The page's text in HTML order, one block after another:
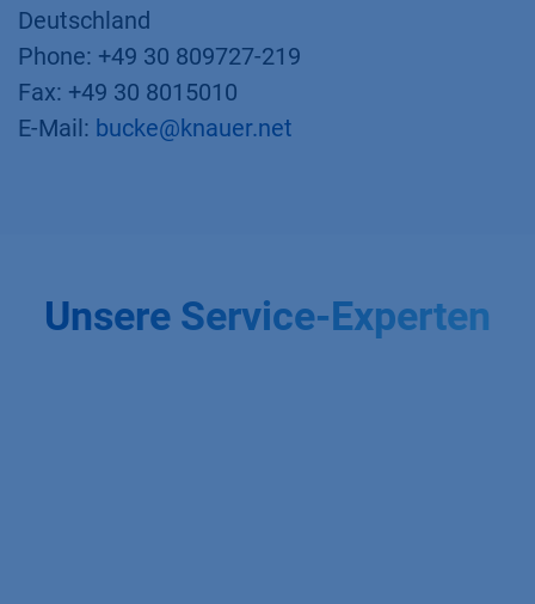
Deutschland
Phone: +49 30 809727-219
Fax: +49 30 8015010
E-Mail: bucke@knauer.net
Unsere Service-Experten